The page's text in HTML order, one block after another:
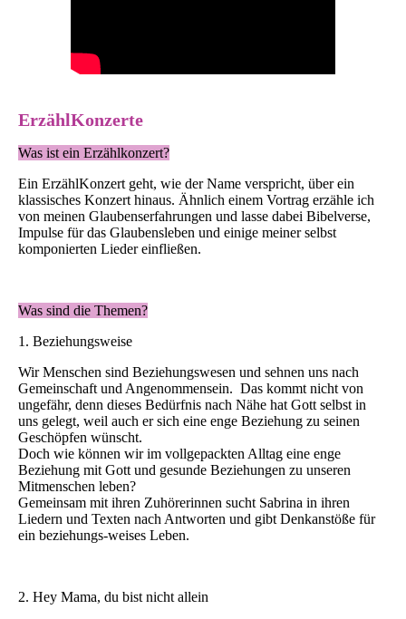
ErzählKonzerte
Was ist ein Erzählkonzert?
Ein ErzählKonzert geht, wie der Name verspricht, über ein
klassisches Konzert hinaus. Ähnlich einem Vortrag erzähle ich
von meinen Glaubenserfahrungen und lasse dabei Bibelverse,
Impulse für das Glaubensleben und einige meiner selbst
komponierten Lieder einfließen.
Was sind die Themen?
1. Beziehungsweise
Wir Menschen sind Beziehungswesen und sehnen uns nach
Gemeinschaft und Angenommensein. Das kommt nicht von
ungefähr, denn dieses Bedürfnis nach Nähe hat Gott selbst in
uns gelegt, weil auch er sich eine enge Beziehung zu seinen
Geschöpfen wünscht.
Doch wie können wir im vollgepackten Alltag eine enge
Beziehung mit Gott und gesunde Beziehungen zu unseren
Mitmenschen leben?
Gemeinsam mit ihren Zuhörerinnen sucht Sabrina in ihren
Liedern und Texten nach Antworten und gibt Denkanstöße für
ein beziehungs-weises Leben.
2. Hey Mama, du bist nicht allein